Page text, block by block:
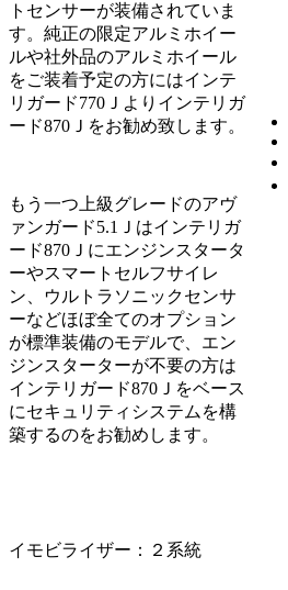
トセンサーが装備されていま
す。純正の限定アルミホイー
ルや社外品のアルミホイール
をご装着予定の方にはインテ
リガード770Ｊよりインテリガ
ード870Ｊをお勧め致します。
もう一つ上級グレードのアヴ
ァンガード5.1Ｊはインテリガ
ード870Ｊにエンジンスタータ
ーやスマートセルフサイレ
ン、ウルトラソニックセンサ
ーなどほぼ全てのオプション
が標準装備のモデルで、エン
ジンスターターが不要の方は
インテリガード870Ｊをベース
にセキュリティシステムを構
築するのをお勧めします。
イモビライザー：２系統